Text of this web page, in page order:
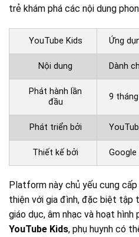
trẻ khám phá các nội dung
YouTube Kids Ứng
Nội dung Dành
Phát hành lần
đầu
9
Phát triển bởi
Thiết kế bởi Google
Platform này chủ yếu cung
thiện với gia đình, đặc biệt tập
giáo dục, âm nhạc và hoạt hình
YouTube Kids, phụ huynh có